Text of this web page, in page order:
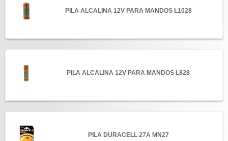
PILA ALCALINA 12V PARA MANDOS L1028
PILA ALCALINA 12V PARA MANDOS L828
PILA DURACELL 27A MN27